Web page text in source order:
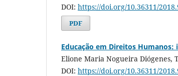
DOI: https://doi.org/10.36311/
PDF
Educação em Direitos Humanos:
Elione Maria Nogueira Diógenes,
DOI: https://doi.org/10.36311/